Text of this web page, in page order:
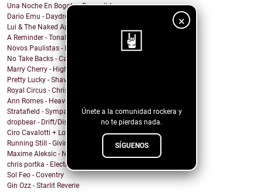
×
Únete a la comunidad rockera y
no te pierdas nada.
SÍGUENOS
Una Noche En Bogota - Despedida
Dario Emu - Daydream
Lui & The Naked Aphids - Lindsey Sue (Will You Mar...
A Reminder - Tonal Wakeup
Novos Paulistas - Num Piscar de Olhos
No Take Backs - Caught Up
Marry Cherry - High All Night
Pretty Lucky - Shave Or Sheep
Royal Circus - Christmas in blue
Ann Romes - Heaven
Stratafield - Sympathetic Waveforms
dropbear - Drift/Dissolve
Ciro Cavalotti + Los Chicos del Espacio - Brillar
Running Still - Giving Up
Maxime Aleksic - Need to Move On
chris portka - Electric Guitar Quartet (In C#)
Sol Feo - Coventry
Gin Ozz - Starlit Reverie